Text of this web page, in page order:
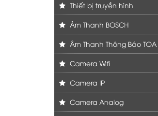
Thiết bị truyền hình
Âm Thanh BOSCH
Âm Thanh Thông Báo TOA
Camera Wifi
Camera IP
Camera Analog